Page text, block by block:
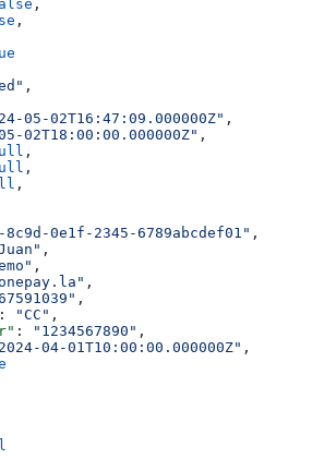
,
,
,
05-02T16:47:09.000000Z" ,
02T18:00:00.000000Z" ,
,
,
,
8c9d-0e1f-2345-6789abcdef01" ,
,
,
,
,
: "CC" ,
: "1234567890" ,
04-01T10:00:00.000000Z" ,